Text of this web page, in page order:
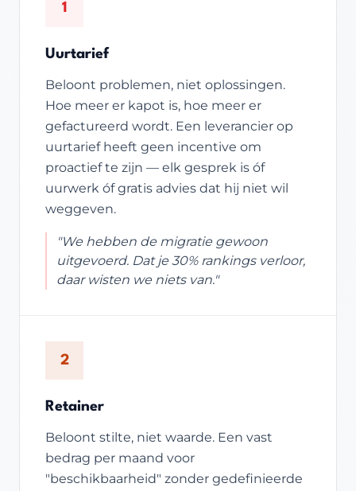
1
Uurtarief
Beloont problemen, niet oplossingen.
Hoe meer er kapot is, hoe meer er
gefactureerd wordt. Een leverancier op
uurtarief heeft geen incentive om
proactief te zijn — elk gesprek is óf
uurwerk óf gratis advies dat hij niet wil
weggeven.
"We hebben de migratie gewoon
uitgevoerd. Dat je 30% rankings verloor,
daar wisten we niets van."
2
Retainer
Beloont stilte, niet waarde. Een vast
bedrag per maand voor
"beschikbaarheid" zonder gedefinieerde